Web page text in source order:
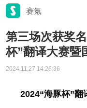
赛氪
第三场次获奖
杯”翻译大赛暨
2024.11.27 14:26:36
2024“海豚杯”翻